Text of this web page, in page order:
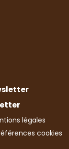
légales
cookies